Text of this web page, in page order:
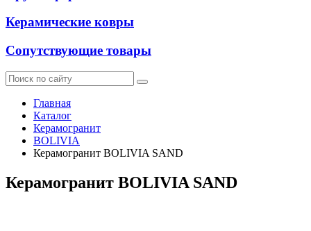
Керамические ковры
Сопутствующие товары
Главная
Каталог
Керамогранит
BOLIVIA
Керамогранит BOLIVIA SAND
Керамогранит BOLIVIA SAND